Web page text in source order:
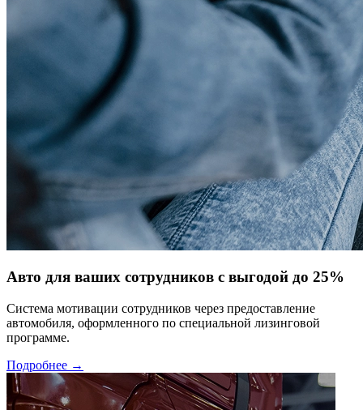
Авто для ваших сотрудников с выгодой до 25%
Система мотивации сотрудников через предоставление
автомобиля, оформленного по специальной лизинговой
программе.
Подробнее →